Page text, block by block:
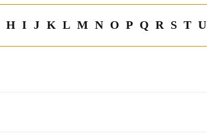
H I J K L M N O P Q R S T U